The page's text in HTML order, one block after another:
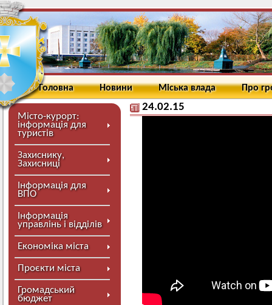
Головна Новини Міська влада Про
Місто-курорт:
інформація для
туристів
Захиснику,
Захисниці
Інформація для
ВПО
Інформація
управлінь і відділів
Економіка міста
Проєкти міста
Громадський
бюджет
24.02.15